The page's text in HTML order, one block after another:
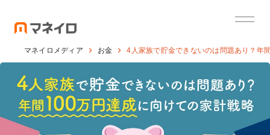
マネイロメディア お金 4人家族で貯金できないのは問題あり？年